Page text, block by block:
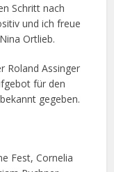
Schritt nach
und ich freue
Ortlieb.
Roland Assinger
für den
gegeben.
Fest, Cornelia